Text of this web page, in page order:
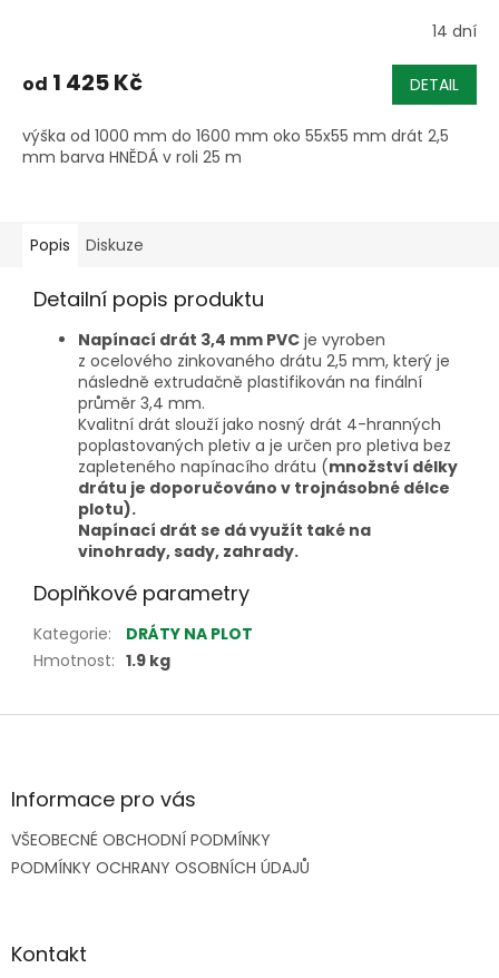
14 dní
od 1 425 Kč DETAIL
výška od 1000 mm do 1600 mm oko 55x55 mm drát 2,5
mm barva HNĚDÁ v roli 25 m
Popis Diskuze
Detailní popis produktu
Napínací drát 3,4 mm PVC je vyroben
z ocelového zinkovaného drátu 2,5 mm, který je
následně extrudačně plastifikován na finální
průměr 3,4 mm.
Kvalitní drát slouží jako nosný drát 4-hranných
poplastovaných pletiv a je určen pro pletiva bez
zapleteného napínacího drátu (množství délky
drátu je doporučováno v trojnásobné délce
plotu).
Napínací drát se dá využít také na
vinohrady, sady, zahrady.
Doplňkové parametry
Kategorie:
DRÁTY NA PLOT
Hmotnost: 1.9 kg
Z
aInformace pro vás
VŠEOBECNÉ OBCHODNÍ PODMÍNKY
PODMÍNKY OCHRANY OSOBNÍCH ÚDAJŮ
Kontakt